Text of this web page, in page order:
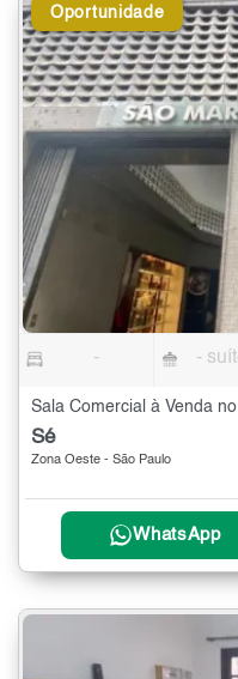
Oportunidade
- -
Sala Comercial à Venda
Sé
Zona Oeste - São Paulo
WhatsApp